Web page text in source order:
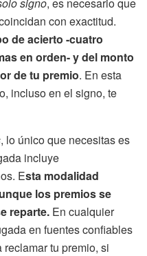
con exactitud.
de acierto -cuatro
en orden- y del monto
de tu premio. En esta
incluso en el signo, te
, lo único que necesitas es
incluye
Esta modalidad
los premios se
reparte. En cualquier
en fuentes confiables
tu premio, si